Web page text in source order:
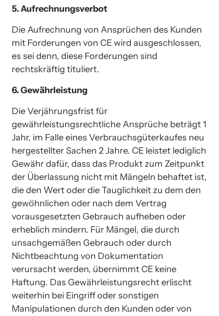
5. Aufrechnungsverbot
Die Aufrechnung von Ansprüchen des Kunden
mit Forderungen von CE wird ausgeschlossen,
es sei denn, diese Forderungen sind
rechtskräftig tituliert.
6. Gewährleistung
Die Verjährungsfrist für
gewährleistungsrechtliche Ansprüche beträgt 1
Jahr, im Falle eines Verbrauchsgüterkaufes neu
hergestellter Sachen 2 Jahre. CE leistet lediglich
Gewähr dafür, dass das Produkt zum Zeitpunkt
der Überlassung nicht mit Mängeln behaftet ist,
die den Wert oder die Tauglichkeit zu dem den
gewöhnlichen oder nach dem Vertrag
vorausgesetzten Gebrauch aufheben oder
erheblich mindern. Für Mängel, die durch
unsachgemäßen Gebrauch oder durch
Nichtbeachtung von Dokumentation
verursacht werden, übernimmt CE keine
Haftung. Das Gewährleistungsrecht erlischt
weiterhin bei Eingriff oder sonstigen
Manipulationen durch den Kunden oder von